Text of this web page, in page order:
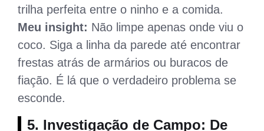
trilha perfeita entre o ninho e a comida.
Meu insight: Não limpe apenas onde viu o
coco. Siga a linha da parede até encontrar
frestas atrás de armários ou buracos de
fiação. É lá que o verdadeiro problema se
esconde.
5. Investigação de Campo: De